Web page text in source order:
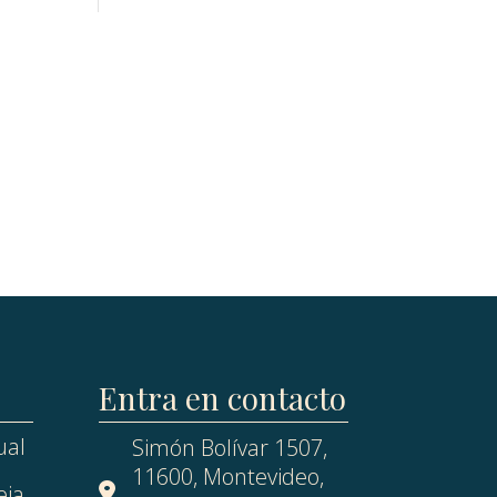
Entra en contacto
Simón Bolívar 1507,
11600, Montevideo,